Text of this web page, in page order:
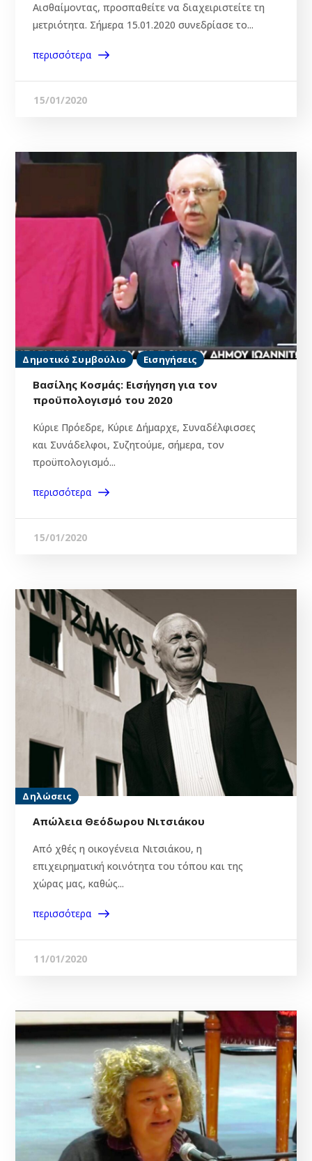
Αισθαίμοντας, προσπαθείτε να διαχειριστείτε τη
μετριότητα. Σήμερα 15.01.2020 συνεδρίασε το...
περισσότερα
15/01/2020
Δημοτικό Συμβούλιο Εισηγήσεις
Βασίλης Κοσμάς: Εισήγηση για τον
προϋπολογισμό του 2020
Κύριε Πρόεδρε, Κύριε Δήμαρχε, Συναδέλφισσες
και Συνάδελφοι, Συζητούμε, σήμερα, τον
προϋπολογισμό...
περισσότερα
15/01/2020
Δηλώσεις
Απώλεια Θεόδωρου Νιτσιάκου
Από χθές η οικογένεια Νιτσιάκου, η
επιχειρηματική κοινότητα του τόπου και της
χώρας μας, καθώς...
περισσότερα
11/01/2020